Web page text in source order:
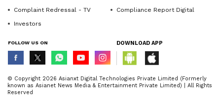
Complaint Redressal - TV
Compliance Report Digital
Investors
FOLLOW US ON DOWNLOAD APP
© Copyright 2026 Asianxt Digital Technologies Private Limited (Formerly
known as Asianet News Media & Entertainment Private Limited) | All Rights
Reserved